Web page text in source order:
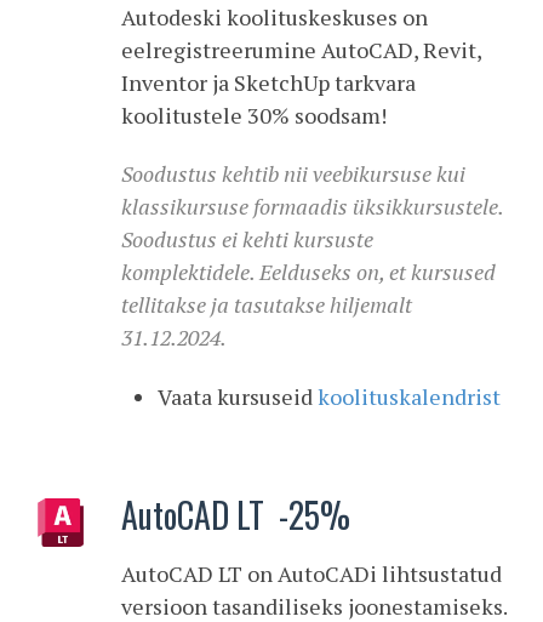
Autodeski koolituskeskuses on
eelregistreerumine AutoCAD, Revit,
Inventor ja SketchUp tarkvara
koolitustele 30% soodsam!
Soodustus kehtib nii veebikursuse kui
klassikursuse formaadis üksikkursustele.
Soodustus ei kehti kursuste
komplektidele. Eelduseks on, et kursused
tellitakse ja tasutakse hiljemalt
31.12.2024.
Vaata kursuseid koolituskalendrist
AutoCAD LT -25%
AutoCAD LT on AutoCADi lihtsustatud
versioon tasandiliseks joonestamiseks.